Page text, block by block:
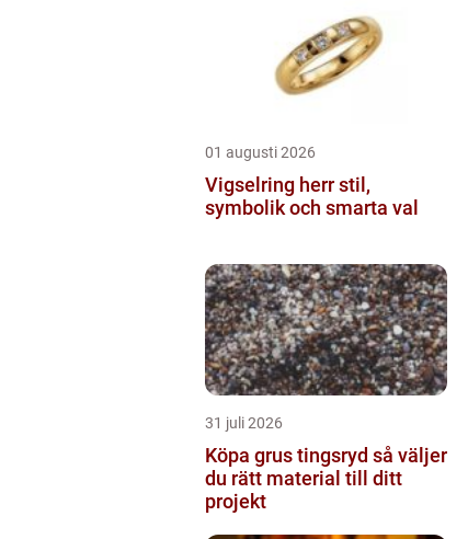
01 augusti 2026
Vigselring herr stil,
symbolik och smarta val
31 juli 2026
Köpa grus tingsryd så väljer
du rätt material till ditt
projekt